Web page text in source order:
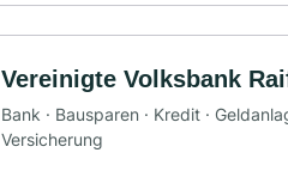
Vereinigte Volksbank
Bank · Bausparen · Kredit ·
Versicherung